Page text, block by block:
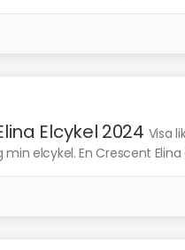
Elcykel 2024 Visa
min elcykel. En Crescent